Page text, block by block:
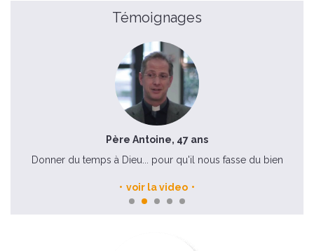
Témoignages
Père Antoine, 47 ans
Donner du temps à Dieu... pour qu'il nous fasse du bien
voir la video